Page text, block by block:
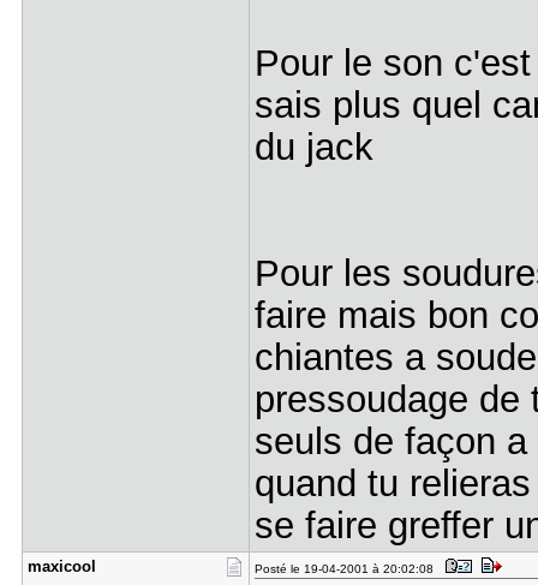
Pour le son
sais plus quel
du jack
Pour les
faire mais bon
chiantes a
pressoudage
seuls de façon
quand tu
se faire greffer
maxicool Posté le 19-04-2001 à 20:02:08